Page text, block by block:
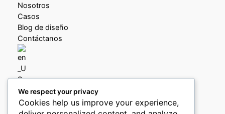
Nosotros
Casos
Blog de diseño
Contáctanos
Política de privacidad
We respect your privacy
Cookies help us improve your experience,